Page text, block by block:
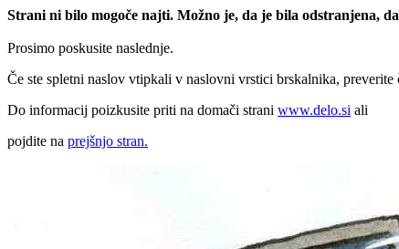
Strani ni bilo mogoče najti. Možno je, da je bila odstranjena,
Prosimo poskusite naslednje.
Če ste spletni naslov vtipkali v naslovni vrstici brskalnika, preverite
Do informacij poizkusite priti na domači strani www.delo.si ali
pojdite na prejšnjo stran.